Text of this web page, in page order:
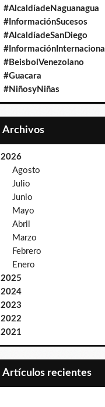
#AlcaldíadeNaguanagua
#InformaciónSucesos
#AlcaldíadeSanDiego
#InformaciónInternacional
#BeisbolVenezolano
#Guacara
#NiñosyNiñas
Archivos
2026
Agosto
Julio
Junio
Mayo
Abril
Marzo
Febrero
Enero
2025
2024
2023
2022
2021
Artículos recientes